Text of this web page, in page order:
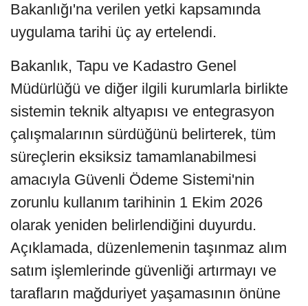
Bakanlığı'na verilen yetki kapsamında
uygulama tarihi üç ay ertelendi.
Bakanlık, Tapu ve Kadastro Genel
Müdürlüğü ve diğer ilgili kurumlarla birlikte
sistemin teknik altyapısı ve entegrasyon
çalışmalarının sürdüğünü belirterek, tüm
süreçlerin eksiksiz tamamlanabilmesi
amacıyla Güvenli Ödeme Sistemi'nin
zorunlu kullanım tarihinin 1 Ekim 2026
olarak yeniden belirlendiğini duyurdu.
Açıklamada, düzenlemenin taşınmaz alım
satım işlemlerinde güvenliği artırmayı ve
tarafların mağduriyet yaşamasının önüne